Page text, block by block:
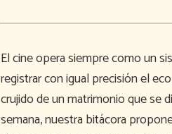
El cine opera siempre como un
registrar con igual precisión el
crujido de un matrimonio que se
semana, nuestra bitácora